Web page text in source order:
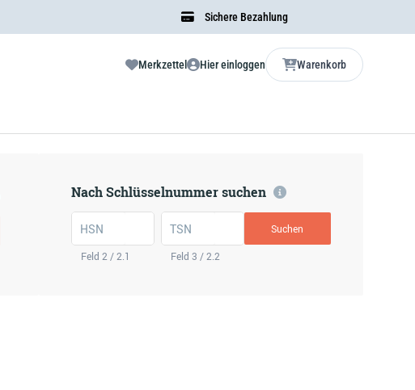
Sichere Bezahlung
Merkzettel Hier einloggen Warenkorb
Nach Schlüsselnummer suchen
HSN
Feld 2 / 2.1
TSN
Feld 3 / 2.2
Suchen